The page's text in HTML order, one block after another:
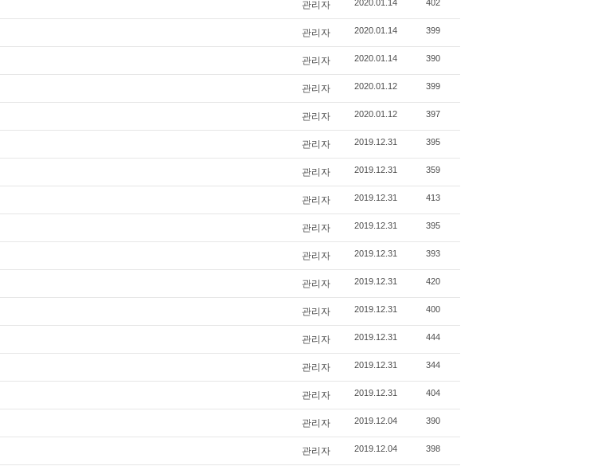
관리자 2020.01.14 402
관리자 2020.01.14 399
관리자 2020.01.14 390
관리자 2020.01.12 399
관리자 2020.01.12 397
관리자 2019.12.31 395
관리자 2019.12.31 359
관리자 2019.12.31 413
관리자 2019.12.31 395
관리자 2019.12.31 393
관리자 2019.12.31 420
관리자 2019.12.31 400
관리자 2019.12.31 444
관리자 2019.12.31 344
관리자 2019.12.31 404
관리자 2019.12.04 390
관리자 2019.12.04 398